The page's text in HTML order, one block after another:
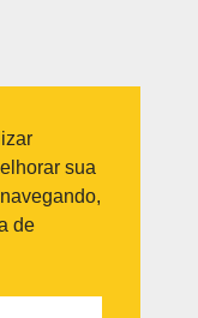
031sua
de